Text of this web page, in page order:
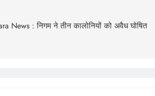
News : निगम ने तीन कालोनियों को अवैध घोषित